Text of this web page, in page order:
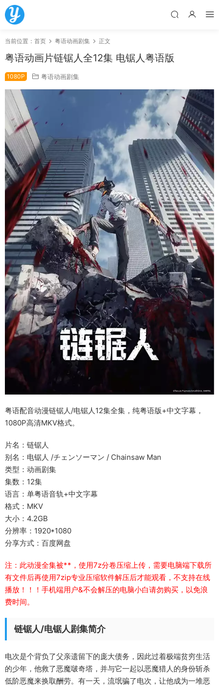
当前位置： 首页 粤语动画剧集 正文
粤语动画片链锯人全12集 电锯人粤语版
1080P 粤语动画剧集
粤语配音动漫链锯人/电锯人12集全集，纯粤语版+中文字幕，
1080P高清MKV格式。
片名：链锯人
别名：电锯人 /チェンソーマン / Chainsaw Man
类型：动画剧集
集数：12集
语言：单粤语音轨+中文字幕
格式：MKV
大小：4.2GB
分辨率：1920*1080
分享方式：百度网盘
注：此动漫全集被**，使用7z分卷压缩上传，需要电脑端下载所
有文件后再使用7zip专业压缩软件解压后才能观看，不支持在线
播放！！！手机端用户&不会解压的电脑小白请勿购买，以免浪
费时间。
链锯人/电锯人剧集简介
电次是个背负了父亲遗留下的庞大债务，因此过着极端贫穷生活
的少年，他救了恶魔啵奇塔，并与它一起以恶魔猎人的身份斩杀
低阶恶魔来换取酬劳。有一天，流氓骗了电次，让他成为一堆恶